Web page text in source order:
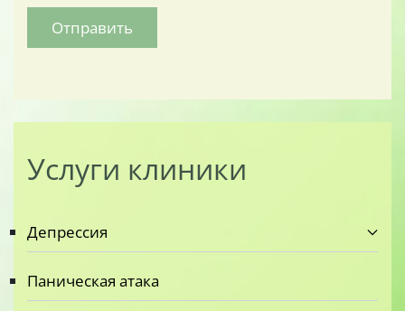
Отправить
Услуги клиники
Депрессия
Паническая атака